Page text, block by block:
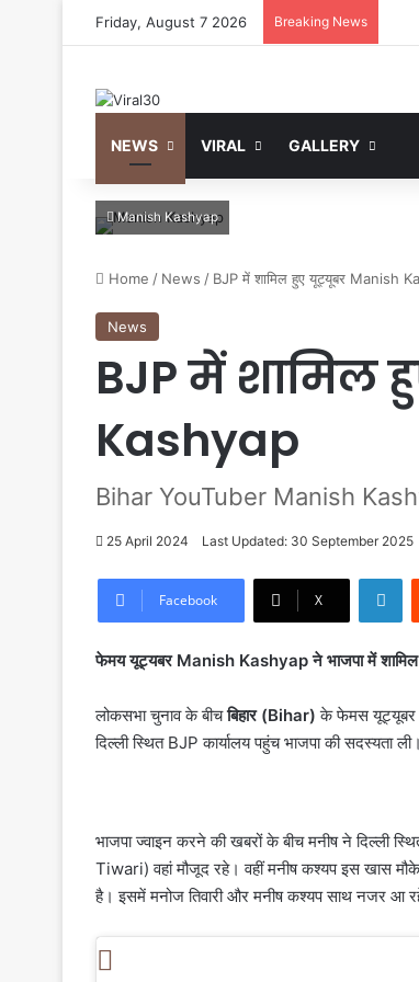
Friday, August 7 2026 Breaking News
NEWS VIRAL GALLERY
Manish Kashyap
Home / News / BJP में शामिल हुए यूट्यूबर Manish
News
BJP में शामिल
Kashyap
Bihar YouTuber Manish
25 April 2024 Last Updated: 30 September 2025
Facebook X
फेमय यूट्यबर Manish Kashyap ने भाजपा में शामिल
लोकसभा चुनाव के बीचबिहार (Bihar)के फेमस यूट्यूबर
दिल्ली स्थित BJP कार्यालय पहुंच भाजपा की सदस्यता
भाजपा ज्वाइन करने की खबरों के बीच मनीष ने दिल्ली
Tiwari) वहां मौजूद रहे। वहीं मनीष कश्यप इस खास
है। इसमें मनोज तिवारी और मनीष कश्यप साथ नजर आ